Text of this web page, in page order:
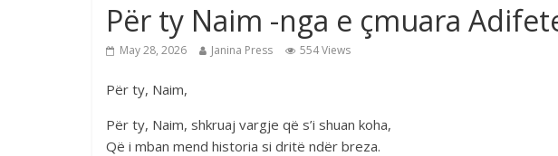
Për ty Naim -nga e çmuara
May 28, 2026 Janina Press 554 Views
Për ty, Naim,
Për ty, Naim, shkruaj vargje që s’i shuan koha,
Që i mban mend historia si dritë ndër breza.